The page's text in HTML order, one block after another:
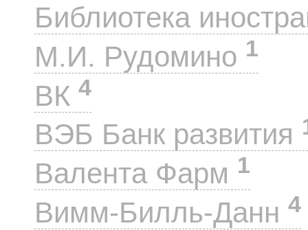
Библиотека
М.И. Рудомино 1
ВК 4
ВЭБ Банк развития
Валента Фарм 1
Вимм-Билль-Данн 4